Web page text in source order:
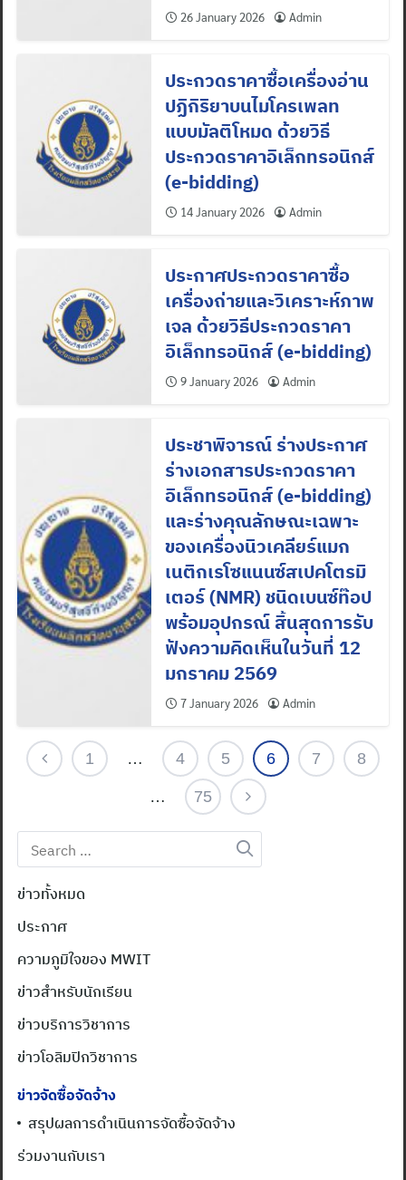
26 January 2026 Admin
ประกวดราคาซื้อเครื่องอ่าน
ปฏิกิริยาบนไมโครเพลท
แบบมัลติโหมด ด้วยวิธี
ประกวดราคาอิเล็กทรอนิกส์
(e-bidding)
14 January 2026 Admin
ประกาศประกวดราคาซื้อ
เครื่องถ่ายและวิเคราะห์ภาพ
เจล ด้วยวิธีประกวดราคา
อิเล็กทรอนิกส์ (e-bidding)
9 January 2026 Admin
ประชาพิจารณ์ ร่างประกาศ
ร่างเอกสารประกวดราคา
อิเล็กทรอนิกส์ (e-bidding)
และร่างคุณลักษณะเฉพาะ
ของเครื่องนิวเคลียร์แมก
เนติกเรโซแนนซ์สเปคโตรมิ
เตอร์ (NMR) ชนิดเบนซ์ท๊อป
พร้อมอุปกรณ์ สิ้นสุดการรับ
ฟังความคิดเห็นในวันที่ 12
มกราคม 2569
7 January 2026 Admin
1 … 4 5 6 7 8
… 75
Search
for:
ข่าวทั้งหมด
ประกาศ
ความภูมิใจของ MWIT
ข่าวสำหรับนักเรียน
ข่าวบริการวิชาการ
ข่าวโอลิมปิกวิชาการ
ข่าวจัดซื้อจัดจ้าง
สรุปผลการดำเนินการจัดซื้อจัดจ้าง
ร่วมงานกับเรา